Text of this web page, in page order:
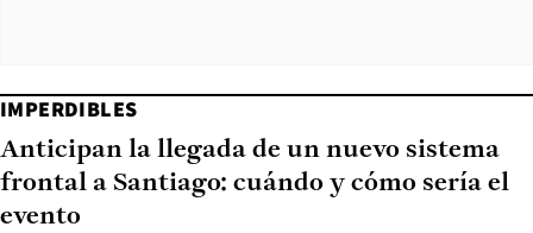
IMPERDIBLES
Anticipan la llegada de un nuevo sistema
frontal a Santiago: cuándo y cómo sería el
evento